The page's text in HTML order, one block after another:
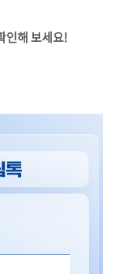
인해 보세요!